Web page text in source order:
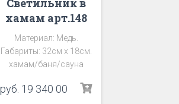
Светильник в
хамам арт.148
Материал: Медь.
Габариты: 32см х 18см.
хамам/баня/сауна
руб. 19 340 00